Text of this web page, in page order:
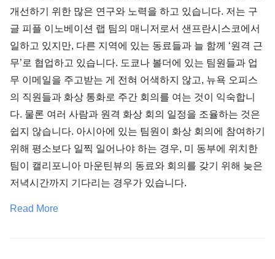
개선하기 위한 많은 연구와 노력을 하고 있습니다. 저는 구
글 피플 이노베이션 랩 팀의 매니저로서 샌프란시스코에서
일하고 있지만, 다른 지역에 있는 동료들과 늘 함께 ‘원격 근
무’로 협업하고 있습니다. 도쿄나 볼더에 있는 팀원들과 업
무 이메일을 주고받는 게 전혀 어색하지 않고, 뉴욕 오피스
의 직원들과 화상 통화로 주간 회의를 여는 것이 익숙합니
다. 물론 여러 사람과 원격 화상 회의 일정을 조율하는 것은
쉽지 않습니다. 아시아에 있는 팀원이 화상 회의에 참여하기
위해 평소보다 일찍 일어나야 하는 경우, 미 동부에 위치한
팀이 캘리포니아 마운틴뷰의 동료와 회의를 갖기 위해 늦은
저녁시간까지 기다리는 경우가 있습니다.
Read More